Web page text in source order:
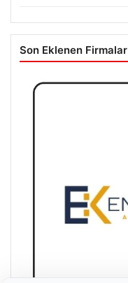
Son Eklenen Firmalar